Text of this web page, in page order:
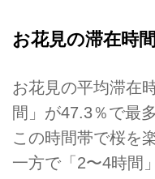
お花見の滞在時
お花見の平均滞在
間」が47.3％で最
この時間帯で桜を
一方で「2〜4時間